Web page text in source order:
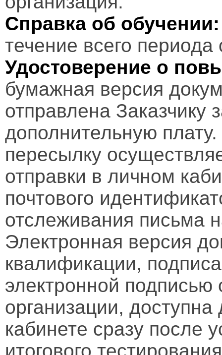
Справка об обучении:
течение всего периода
Удостоверение о
бумажная версия
отправлена Заказчику
дополнительную
пересылку
отправки в личном
почтового
отслеживания письма
Электронная версия
квалификации,
электронной подписью
организации,
кабинете сразу после